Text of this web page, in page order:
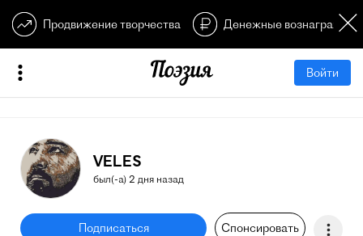
Продвижение творчества Денежные
Войти
VELES
был(-а) 2 дня назад
Подписаться Спонсировать